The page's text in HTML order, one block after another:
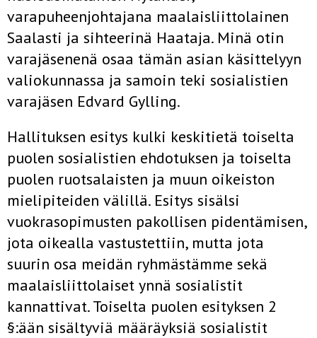
varapuheenjohtajana maalaisliittolainen
Saalasti ja sihteerinä Haa­taja. Minä otin
varajäsenenä osaa tämän asian käsittelyyn
valiokun­nassa ja samoin teki sosialistien
varajäsen Edvard Gylling.
Hallituksen esitys kulki keskitietä toiselta
puolen sosialistien ehdotuksen ja toiselta
puolen ruotsalaisten ja muun oikeiston
mielipiteiden välillä. Esitys sisälsi
vuokrasopimusten pakollisen pidentämisen,
jota oikealla vastustettiin, mutta jota
suurin osa meidän ryhmästämme sekä
maalaisliittolaiset ynnä sosialistit
kannattivat. Toiselta puolen esityk­sen 2
§:ään sisältyviä määräyksiä sosialistit